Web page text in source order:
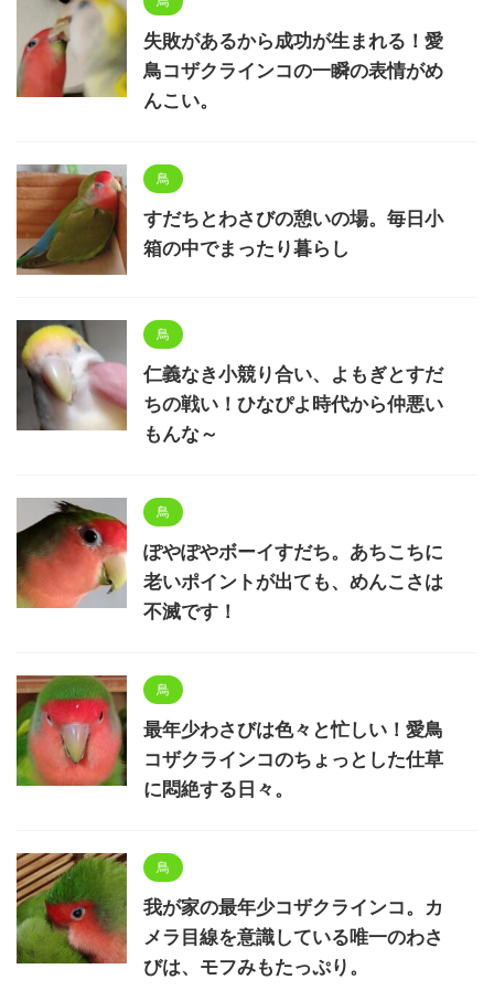
失敗があるから成功が生まれる！愛
鳥コザクラインコの一瞬の表情がめ
んこい。
鳥
すだちとわさびの憩いの場。毎日小
箱の中でまったり暮らし
鳥
仁義なき小競り合い、よもぎとすだ
ちの戦い！ひなぴよ時代から仲悪い
もんな～
鳥
ぽやぽやボーイすだち。あちこちに
老いポイントが出ても、めんこさは
不滅です！
鳥
最年少わさびは色々と忙しい！愛鳥
コザクラインコのちょっとした仕草
に悶絶する日々。
鳥
我が家の最年少コザクラインコ。カ
メラ目線を意識している唯一のわさ
びは、モフみもたっぷり。